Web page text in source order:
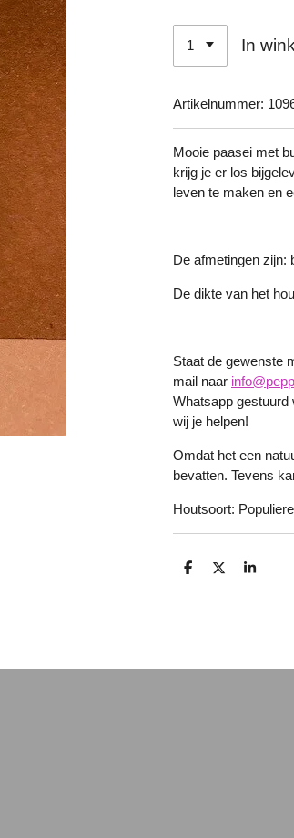
In
Artikelnummer:
Mooie paasei met
krijg je er los
leven te maken en
De afmetingen zijn:
De dikte van het
Staat de gewenste
mail naar
Whatsapp gestuurd
wij je helpen!
Omdat het een
bevatten. Tevens
Houtsoort:
D
D
S